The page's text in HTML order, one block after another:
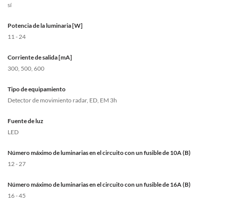
sí
Potencia de la luminaria [W]
11 - 24
Corriente de salida [mA]
300, 500, 600
Tipo de equipamiento
Detector de movimiento radar, ED, EM 3h
Fuente de luz
LED
Número máximo de luminarias en el circuito con un fusible de 10A (B)
12 - 27
Número máximo de luminarias en el circuito con un fusible de 16A (B)
16 - 45